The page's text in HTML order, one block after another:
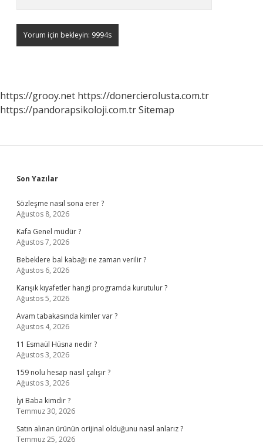
https://grooy.net https://donercierolusta.com.tr
https://pandorapsikoloji.com.trSitemap
Sidebar
Son Yazılar
Sözleşme nasıl sona erer ?
Ağustos 8, 2026
Kafa Genel müdür ?
Ağustos 7, 2026
Bebeklere bal kabağı ne zaman verilir ?
Ağustos 6, 2026
Karışık kıyafetler hangi programda kurutulur ?
Ağustos 5, 2026
Avam tabakasında kimler var ?
Ağustos 4, 2026
11 Esmaül Hüsna nedir ?
Ağustos 3, 2026
159 nolu hesap nasıl çalışır ?
Ağustos 3, 2026
İyi Baba kimdir ?
Temmuz 30, 2026
Satın alınan ürünün orijinal olduğunu nasıl anlarız ?
Temmuz 25, 2026